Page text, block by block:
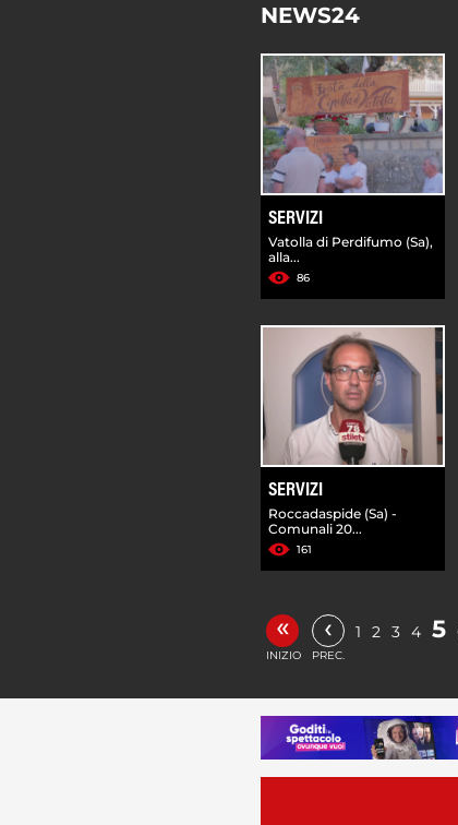
NEWS24
SERVIZI
Vatolla di Perdifumo (Sa),
alla...
86
SERVIZI
Roccadaspide (Sa) -
Comunali 20...
161
«
INIZIO
‹
PREC.
1 2 3 4 5